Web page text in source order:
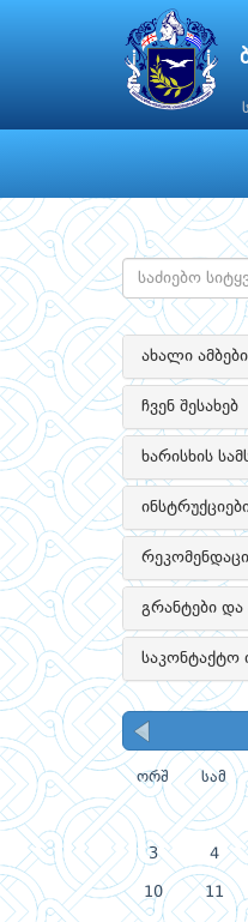
ახალი ამბები
ჩვენ შესახებ
ხარისხის
გრანტები და
საკონტაქტო
ორშ სამ
3 4
10 11